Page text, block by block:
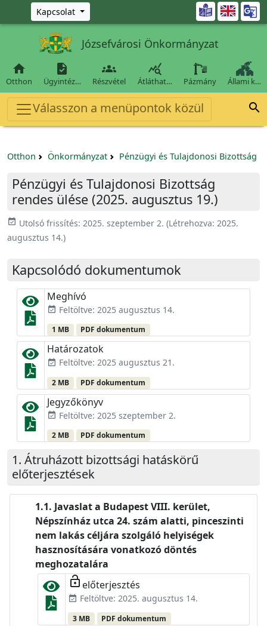
Ugrás a fő tartalomra
Kapcsolat 
Józsefvárosi Önkormányzat

Otthon

Ügyintéz…

Részvétel

Átláthat… Pázmány Állami k…
Válasszon a menüpontok közül 
Otthon Önkormányzat Pénzügyi és Tulajdonosi Bizottság
Pénzügyi és Tulajdonosi Bizottság
rendes ülése (2025. augusztus 19.)
event_available Utolsó frissítés: 2025. szeptember 2. (Létrehozva: 2025.
augusztus 14.)
Kapcsolódó dokumentumok
Meghívó
event_available Feltöltve: 2025 augusztus 14.
1 MB PDF dokumentum
Határozatok
event_available Feltöltve: 2025 augusztus 21.
2 MB PDF dokumentum
Jegyzőkönyv
event_available Feltöltve: 2025 szeptember 2.
2 MB PDF dokumentum
Átruházott bizottsági hatáskörű
előterjesztések
Javaslat a Budapest VIII. kerület,
Népszínház utca 24. szám alatti, pinceszinti
nem lakás céljára szolgáló helyiségek
hasznosítására vonatkozó döntés
meghozatalára
lock_open előterjesztés
event_available Feltöltve: 2025. augusztus 14.
3 MB PDF dokumentum